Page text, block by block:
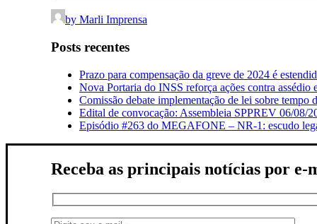
by Marli Imprensa
Posts recentes
Prazo para compensação da greve de 2024 é
Nova Portaria do INSS reforça ações contra assédio
Comissão debate implementação de lei sobre tempo
Edital de convocação: Assembleia SPPREV 06/08/
Episódio #263 do MEGAFONE – NR-1: escudo
Receba as principais notícias por e-